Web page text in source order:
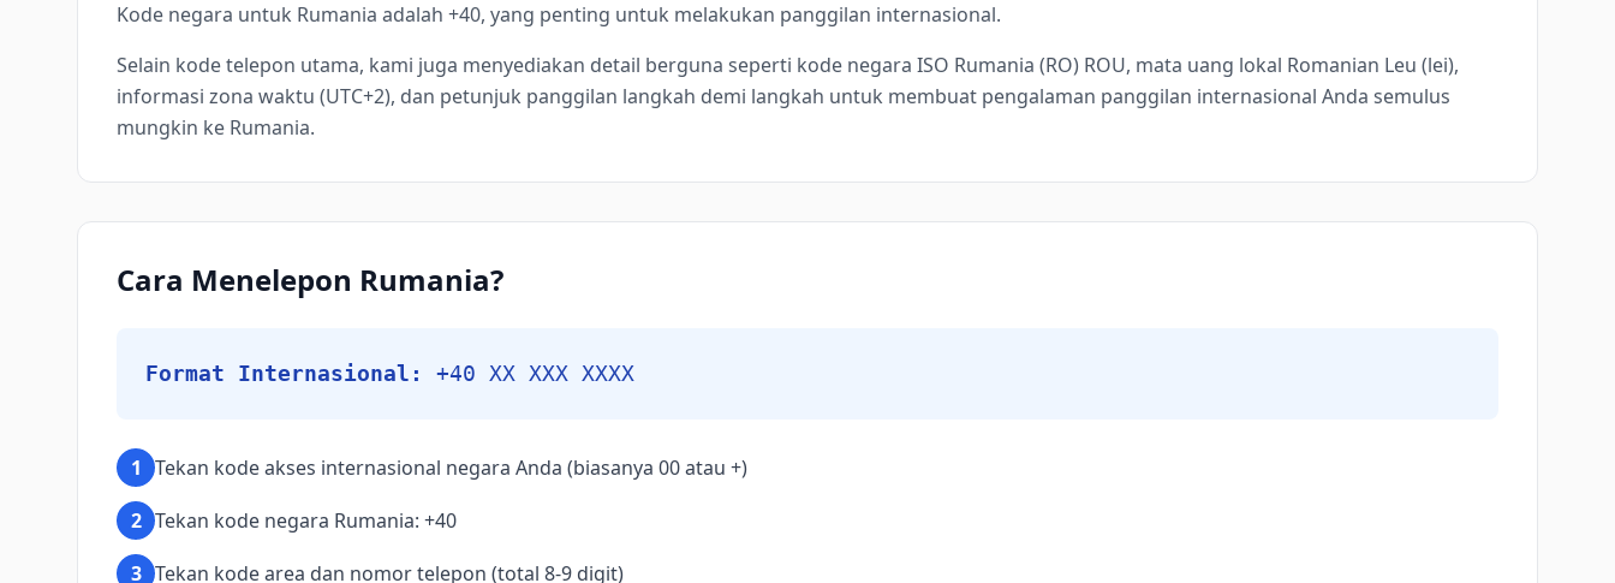
Kode negara untuk Rumania adalah +40, yang penting untuk melakukan panggilan internasional.
Selain kode telepon utama, kami juga menyediakan detail berguna seperti kode negara ISO Rumania (RO) ROU, mata uang lokal Romanian Leu (lei),
informasi zona waktu (UTC+2), dan petunjuk panggilan langkah demi langkah untuk membuat pengalaman panggilan internasional Anda semulus
mungkin ke Rumania.
Cara Menelepon Rumania?
Format Internasional: +40 XX XXX XXXX
1 Tekan kode akses internasional negara Anda (biasanya 00 atau +)
2 Tekan kode negara Rumania: +40
3 Tekan kode area dan nomor telepon (total 8-9 digit)